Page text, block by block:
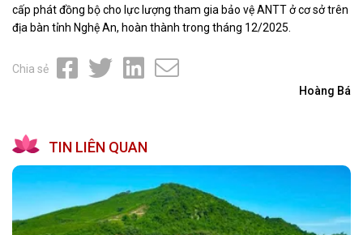
cấp phát đồng bộ cho lực lượng tham gia bảo vệ ANTT ở cơ sở trên
địa bàn tỉnh Nghệ An, hoàn thành trong tháng 12/2025.
Chia sẻ
Hoàng Bá
TIN LIÊN QUAN